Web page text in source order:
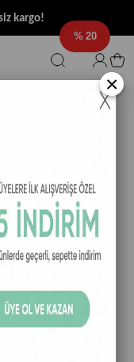
kargo!
20
×